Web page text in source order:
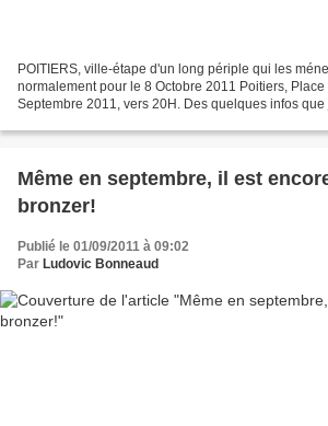
POITIERS, ville-étape d'un long périple qui les
normalement pour le 8 Octobre 2011 Poitiers,
Septembre 2011, vers 20H. Des quelques infos
Même en septembre, il est
bronzer!
Publié le 01/09/2011 à 09:02
Par Ludovic Bonneaud